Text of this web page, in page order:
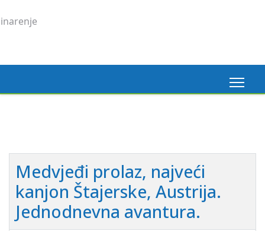
Medvjeđi prolaz, najveći
kanjon Štajerske, Austrija.
Jednodnevna avantura.